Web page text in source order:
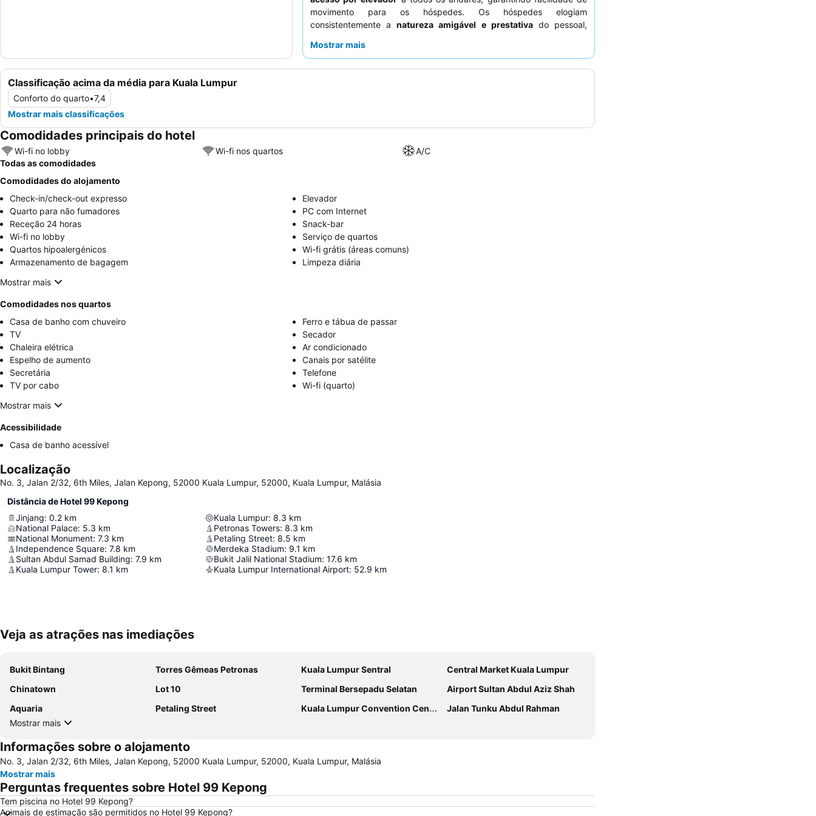
movimento para os hóspedes. Os hóspedes elogiam
consistentemente anatureza amigável e prestativado pessoal,
procuram uma estadia tranquila, recomenda-se solicitar um quarto
Mostrar mais
Classificação acima da média para Kuala Lumpur
Conforto do quarto•7,4
Mostrar mais classificações
Comodidades principais do hotel
Wi-fi no lobby Wi-fi nos quartos
A/C
Todas as comodidades
Comodidades do alojamento
Check-in/check-out expresso
Elevador
Quarto para não fumadores
PC com Internet
Receção 24 horas
Snack-bar
Wi-fi no lobby
Serviço de quartos
Quartos hipoalergénicos
Wi-fi grátis (áreas comuns)
Armazenamento de bagagem
Limpeza diária
Mostrar mais
Comodidades nos quartos
Casa de banho com chuveiro
Ferro e tábua de passar
TV
Secador
Chaleira elétrica
Ar condicionado
Espelho de aumento
Canais por satélite
Secretária
Telefone
TV por cabo
Wi-fi (quarto)
Mostrar mais
Acessibilidade
Casa de banho acessível
Localização
No. 3, Jalan 2/32, 6th Miles, Jalan Kepong, 52000 Kuala Lumpur, 52000, Kuala Lumpur, Malásia
Distância de Hotel 99 Kepong
Jinjang: 0.2 km
National Palace: 5.3 km
National Monument: 7.3 km
Independence Square: 7.8 km
Sultan Abdul Samad Building: 7.9 km
Kuala Lumpur Tower: 8.1 km
Kuala Lumpur: 8.3 km
Petronas Towers: 8.3 km
Petaling Street: 8.5 km
Merdeka Stadium: 9.1 km
Bukit Jalil National Stadium: 17.6 km
Kuala Lumpur International Airport: 52.9 km
Veja as atrações nas imediações
Bukit Bintang Torres Gêmeas Petronas Kuala Lumpur Sentral
Central Market Kuala Lumpur
Chinatown
Lot 10 Terminal Bersepadu Selatan
Airport Sultan Abdul Aziz Shah
Aquaria
Petaling Street Kuala Lumpur Convention Centre
Jalan Tunku Abdul Rahman
Mostrar mais
Informações sobre o alojamento
No. 3, Jalan 2/32, 6th Miles, Jalan Kepong, 52000 Kuala Lumpur, 52000, Kuala Lumpur, Malásia
Mostrar mais
Perguntas frequentes sobre Hotel 99 Kepong
Tem piscina no Hotel 99 Kepong?
Animais de estimação são permitidos no Hotel 99 Kepong?